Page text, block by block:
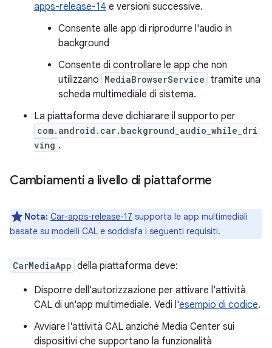
apps-release-14 e versioni successive.
Consente alle app di riprodurre l'audio in
background
Consente di controllare le app che non
utilizzano MediaBrowserService tramite una
scheda multimediale di sistema.
La piattaforma deve dichiarare il supporto per
com.android.car.background_audio_while_dri
ving .
Cambiamenti a livello di piattaforme
Nota: Car-apps-release-17 supporta le app multimediali
basate su modelli CAL e soddisfa i seguenti requisiti.
CarMediaApp della piattaforma deve:
Disporre dell'autorizzazione per attivare l'attività
CAL di un'app multimediale. Vedi l'esempio di codice.
Avviare l'attività CAL anziché Media Center sui
dispositivi che supportano la funzionalità